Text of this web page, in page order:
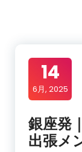
14
6月, 2025
銀座発
出張メ